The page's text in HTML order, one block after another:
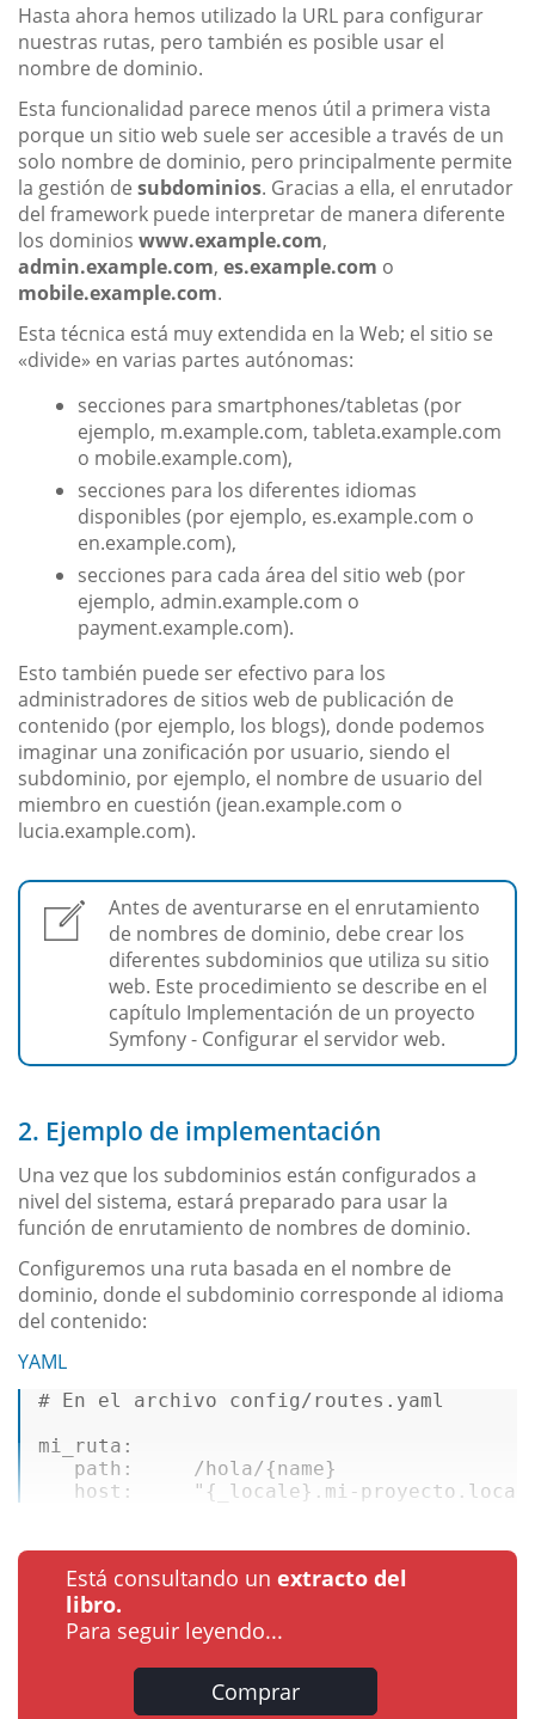
Hasta ahora hemos utilizado la URL para configurar
nuestras rutas, pero también es posible usar el
nombre de dominio.
Esta funcionalidad parece menos útil a primera vista
porque un sitio web suele ser accesible a través de un
solo nombre de dominio, pero principalmente permite
la gestión de subdominios. Gracias a ella, el enrutador
del framework puede interpretar de manera diferente
los dominios www.example.com,
admin.example.com, es.example.com o
mobile.example.com.
Esta técnica está muy extendida en la Web; el sitio se
«divide» en varias partes autónomas:
secciones para smartphones/tabletas (por
ejemplo, m.example.com, tableta.example.com
o mobile.example.com),
secciones para los diferentes idiomas
disponibles (por ejemplo, es.example.com o
en.example.com),
secciones para cada área del sitio web (por
ejemplo, admin.example.com o
payment.example.com).
Esto también puede ser efectivo para los
administradores de sitios web de publicación de
contenido (por ejemplo, los blogs), donde podemos
imaginar una zonificación por usuario, siendo el
subdominio, por ejemplo, el nombre de usuario del
miembro en cuestión (jean.example.com o
lucia.example.com).
Antes de aventurarse en el enrutamiento
de nombres de dominio, debe crear los
diferentes subdominios que utiliza su sitio
web. Este procedimiento se describe en el
capítulo Implementación de un proyecto
Symfony - Configurar el servidor web.
2. Ejemplo de implementación
Una vez que los subdominios están configurados a
nivel del sistema, estará preparado para usar la
función de enrutamiento de nombres de dominio.
Configuremos una ruta basada en el nombre de
dominio, donde el subdominio corresponde al idioma
del contenido:
YAML
# En el archivo config/routes.yaml
mi_ruta:
path:     /hola/{name}
host:
"{_locale}.mi-
Está consultando un extracto del
libro.
Para seguir leyendo...
Comprar